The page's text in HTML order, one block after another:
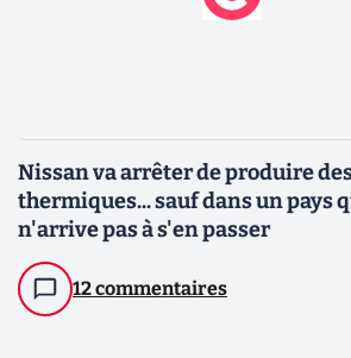
Nissan va arrêter de produire
thermiques... sauf dans un pays
n'arrive pas à s'en passer
12 commentaires